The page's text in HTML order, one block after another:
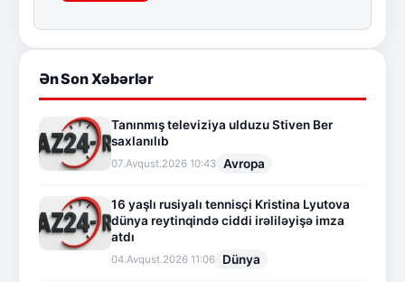
Ən Son Xəbərlər
Tanınmış televiziya ulduzu Stiven Ber
saxlanılıb
07.Avqust.2026 10:43 Avropa
16 yaşlı rusiyalı tennisçi Kristina Lyutova
dünya reytinqində ciddi irəliləyişə imza
atdı
04.Avqust.2026 11:06 Dünya